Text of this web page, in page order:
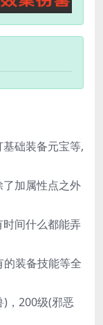
础装备元宝等,
加属性点之外
间什么都能弄
装备技能等全
)，200级(邪恶